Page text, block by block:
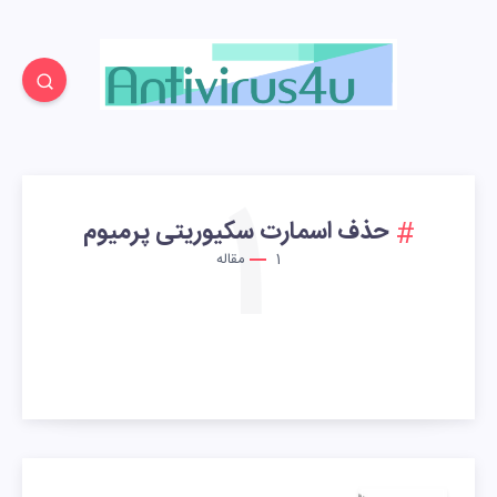
حذف اسمارت سکیوریتی پرمیوم
1 مقاله
1